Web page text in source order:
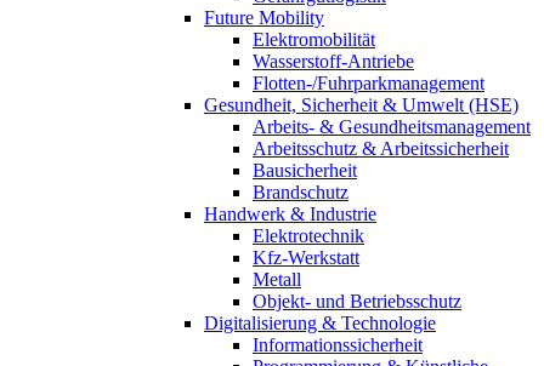
Future Mobility
Elektromobilität
Wasserstoff-Antriebe
Flotten-/Fuhrparkmanagement
Gesundheit, Sicherheit & Umwelt (HSE)
Arbeits- & Gesundheitsmanagement
Arbeitsschutz & Arbeitssicherheit
Bausicherheit
Brandschutz
Handwerk & Industrie
Elektrotechnik
Kfz-Werkstatt
Metall
Objekt- und Betriebsschutz
Digitalisierung & Technologie
Informationssicherheit